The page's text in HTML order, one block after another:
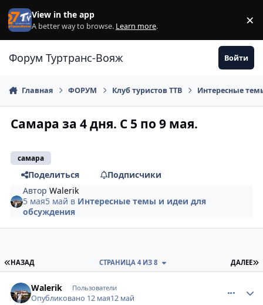
Перейти к содержанию
View in the app
A better way to browse. Learn more. ×
Форум Туртранс-Вояж Войти
Главная ФОРУМ Клуб туристов ТТВ Интересные
Самара за 4 дня. С 5 по 9 мая.
самара
Поделиться
Подписчики
АвторWalerik
5 мая5 май в Интересные темы и идеи для
обсуждения
ПЕРВАЯ СТРАНИЦА
НАЗАД ДАЛЕЕ
СТРАНИЦА 4 ИЗ 8
Walerik Пользователи
Опубликовано 12 мая12 май